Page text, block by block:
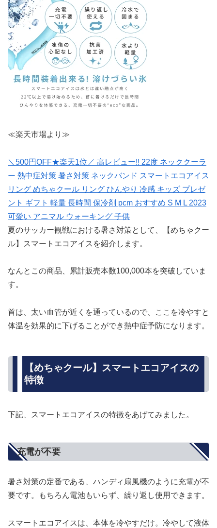
≪楽天市場より≫
＼500円OFF★楽天1位／ 高レビュー!! 22度 ネッククーラ
ー 熱中症対策 暑さ対策 ネックバンド スマートエコアイス
リング めちゃクール リング ひんやり 冷感 キッズ プレゼ
ント ギフト 軽量 長時間 保冷剤 pcm おすすめ S M L 2023
可愛い アニマル ウォーキング 子供
夏のサッカー観戦における暑さ対策として、【めちゃクー
ル】スマートエコアイスを紹介します。
なんとこの商品、累計販売本数100,000本を突破していま
す。
首は、太い血管が近くを通っているので、ここを冷やすと
体温を効果的に下げることができ熱中症予防になります。
【めちゃクール】スマートエコアイスの
特徴
下記、スマートエコアイスの特徴をあげてみました。
充電が不要
暑さ対策の定番である、ハンディ扇風機のように充電が不
要です。もちろん電池もいらず、繰り返し使用できます。
スマートエコアイスは、本体を冷やすだけ。冷やして液体